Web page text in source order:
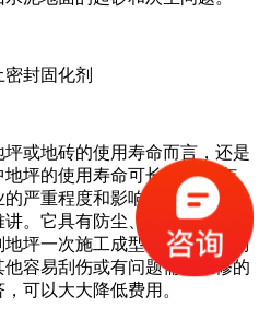
或地砖的使用寿命而言，还是
坪的使用寿命可长达15-20年
严重程度和影响。如果是因为
。它具有防尘、耐磨、抗压、
坪一次施工成型，后续维护简
容易刮伤或有问题需要维修的
可以大大降低费用。